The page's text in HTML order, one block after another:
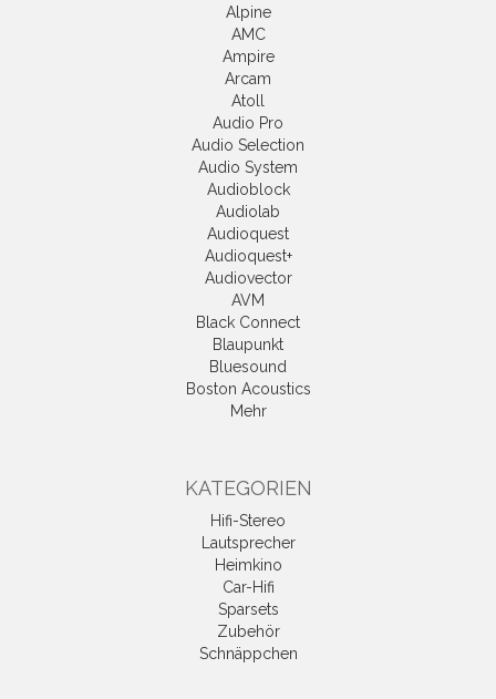
Alpine
AMC
Ampire
Arcam
Atoll
Audio Pro
Audio Selection
Audio System
Audioblock
Audiolab
Audioquest
Audioquest+
Audiovector
AVM
Black Connect
Blaupunkt
Bluesound
Boston Acoustics
Mehr
KATEGORIEN
Hifi-Stereo
Lautsprecher
Heimkino
Car-Hifi
Sparsets
Zubehör
Schnäppchen